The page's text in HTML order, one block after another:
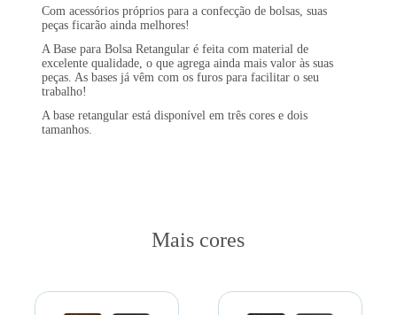
Com acessórios próprios para a confecção de bolsas, suas
peças ficarão ainda melhores!
A Base para Bolsa Retangular é feita com material de
excelente qualidade, o que agrega ainda mais valor às suas
peças. As bases já vêm com os furos para facilitar o seu
trabalho!
A base retangular está disponível em três cores e dois
tamanhos.
Mais cores